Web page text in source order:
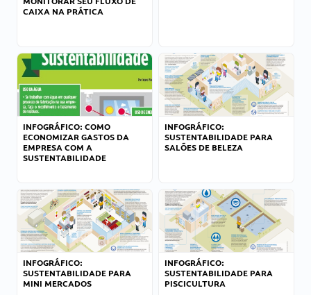
CAIXA NA PRÁTICA
INFOGRÁFICO: COMO
ECONOMIZAR GASTOS DA
EMPRESA COM A
SUSTENTABILIDADE
INFOGRÁFICO:
SUSTENTABILIDADE PARA
SALÕES DE BELEZA
INFOGRÁFICO:
SUSTENTABILIDADE PARA
MINI MERCADOS
INFOGRÁFICO:
SUSTENTABILIDADE PARA
PISCICULTURA